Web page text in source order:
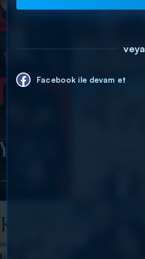
veya
Facebook ile devam et